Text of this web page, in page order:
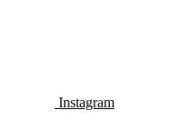
Instagram